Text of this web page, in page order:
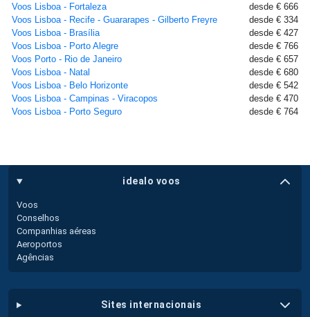
Voos Lisboa - Fortaleza
desde € 666
Voos Lisboa - Recife - Guararapes - Gilberto Freyre
desde € 334
Voos Lisboa - Brasília
desde € 427
Voos Lisboa - Porto Alegre
desde € 766
Voos Porto - Rio de Janeiro
desde € 657
Voos Lisboa - Natal
desde € 680
Voos Lisboa - Belo Horizonte
desde € 542
Voos Lisboa - Campinas - Viracopos
desde € 470
Voos Lisboa - Porto Seguro
desde € 764
idealo voos
Voos
Conselhos
Companhias aéreas
Aeroportos
Agências
sites internacionais